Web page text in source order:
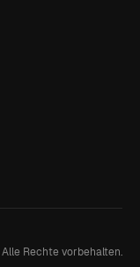
Alle Rechte vorbehalten.